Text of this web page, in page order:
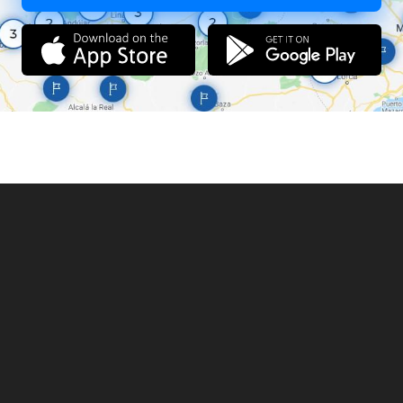
крупные экземпляры жереха (до 12-14 кг), однако последний
ловится не часто ввиду хорошей кормности водоема (плотва,
уклея, снеток). Много язя, но клюет лишь на горох или
нахлыстовые снасти. В заливах приличное количество линя,
попадается крупный золотой карась. Зимой немало мелкого и
среднего налима. Круглый год активно ловится лещ и
подлещик.